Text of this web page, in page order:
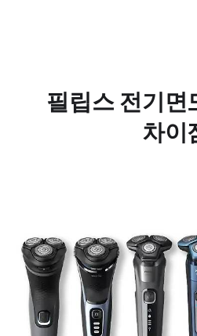
필립스 전기면
차이